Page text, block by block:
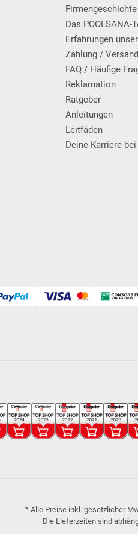
Firmengeschichte
Das POOLSANA-
Erfahrungen
Zahlung / Versand
FAQ / Häufige
Reklamation
Ratgeber
Anleitungen
Leitfäden
Deine Karriere bei
* Alle Preise inkl. gesetzlicher
Die Lieferzeiten sind